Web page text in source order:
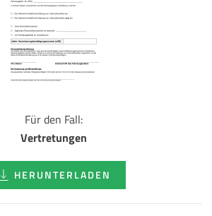
Für den Fall:
Vertretungen
HERUNTERLADEN